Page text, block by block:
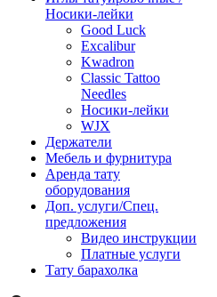
Носики-лейки
Good Luck
Excalibur
Kwadron
Classic Tattoo
Needles
Носики-лейки
WJX
Держатели
Мебель и фурнитура
Аренда тату
оборудования
Доп. услуги/Спец.
предложения
Видео инструкции
Платные услуги
Тату барахолка